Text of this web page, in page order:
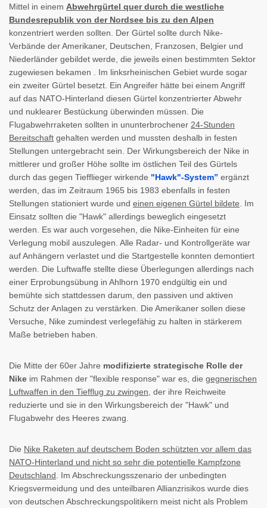
Mittel in einem Abwehrgürtel quer durch die westliche
Bundesrepublik von der Nordsee bis zu den Alpen
konzentriert werden sollten. Der Gürtel sollte durch Nike-
Verbände der Amerikaner, Deutschen, Franzosen, Belgier und
Niederländer gebildet werde, die jeweils einen bestimmten Sektor
zugewiesen bekamen . Im linksrheinischen Gebiet wurde sogar
ein zweiter Gürtel besetzt. Ein Angreifer hätte bei einem Angriff
auf das NATO-Hinterland diesen Gürtel konzentrierter Abwehr
und nuklearer Bestückung überwinden müssen. Die
Flugabwehrraketen sollten in ununterbrochener 24-Stunden
Bereitschaft gehalten werden und mussten deshalb in festen
Stellungen untergebracht sein. Der Wirkungsbereich der Nike in
mittlerer und großer Höhe sollte im östlichen Teil des Gürtels
durch das gegen Tiefflieger wirkende "Hawk"-System” ergänzt
werden, das im Zeitraum 1965 bis 1983 ebenfalls in festen
Stellungen stationiert wurde und einen eigenen Gürtel bildete . Im
Einsatz sollten die "Hawk" allerdings beweglich eingesetzt
werden. Es war auch vorgesehen, die Nike-Einheiten für eine
Verlegung mobil auszulegen. Alle Radar- und Kontrollgeräte war
auf Anhängern verlastet und die Startgestelle konnten demontiert
werden. Die Luftwaffe stellte diese Überlegungen allerdings nach
einer Erprobungsübung in Ahlhorn 1970 endgültig ein und
bemühte sich stattdessen darum, den passiven und aktiven
Schutz der Anlagen zu verstärken. Die Amerikaner sollen diese
Versuche, Nike zumindest verlegefähig zu halten in stärkerem
Maße betrieben haben.
Die Mitte der 60er Jahre modifizierte strategische Rolle der
Nike im Rahmen der "flexible response" war es, die gegnerischen
Luftwaffen in den Tiefflug zu zwingen , der ihre Reichweite
reduzierte und sie in den Wirkungsbereich der "Hawk" und
Flugabwehr des Heeres zwang.
Die Nike Raketen auf deutschem Boden schützten vor allem das
NATO-Hinterland und nicht so sehr die potentielle Kampfzone
Deutschland . Im Abschreckungsszenario der unbedingten
Kriegsvermeidung und des unteilbaren Allianzrisikos wurde dies
von deutschen Abschreckungspolitikern meist nicht als Problem